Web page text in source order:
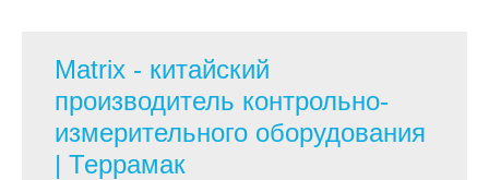
Matrix - китайский
производитель контрольно-
измерительного оборудования
| Террамак